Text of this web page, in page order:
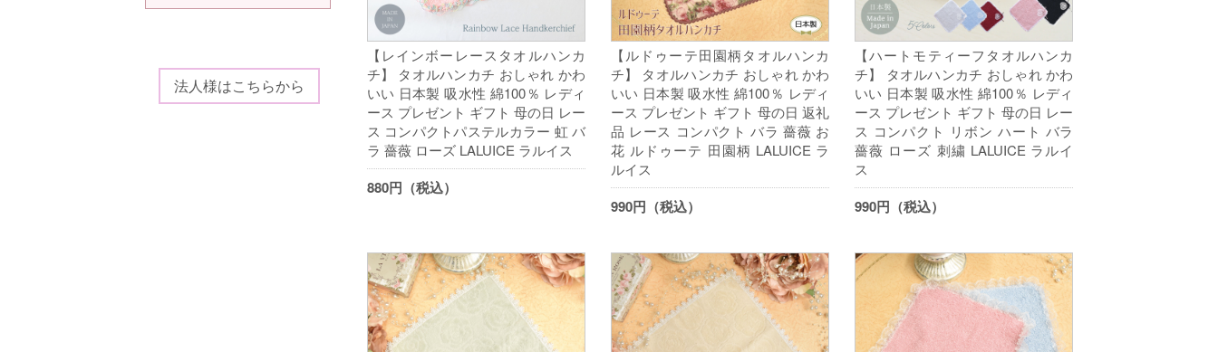
【レインボーレースタオルハンカ
チ】 タオルハンカチ おしゃれ かわ
いい 日本製 吸水性 綿100％ レディ
ース プレゼント ギフト 母の日 レー
ス コンパクトパステルカラー 虹 バ
ラ 薔薇 ローズ LALUICE ラルイス
880円（税込）
【ルドゥーテ田園柄タオルハンカ
チ】 タオルハンカチ おしゃれ かわ
いい 日本製 吸水性 綿100％ レディ
ース プレゼント ギフト 母の日 返礼
品 レース コンパクト バラ 薔薇 お
花 ルドゥーテ 田園柄 LALUICE ラ
ルイス
990円（税込）
【ハートモティーフタオルハンカ
チ】 タオルハンカチ おしゃれ かわ
いい 日本製 吸水性 綿100％ レディ
ース プレゼント ギフト 母の日 レー
ス コンパクト リボン ハート バラ
薔薇 ローズ 刺繍 LALUICE ラルイ
ス
990円（税込）
法人様はこちらから